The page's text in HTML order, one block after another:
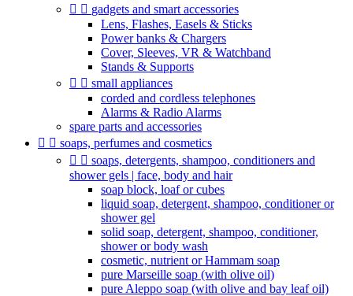
  gadgets and smart accessories
Lens, Flashes, Easels & Sticks
Power banks & Chargers
Cover, Sleeves, VR & Watchband
Stands & Supports
  small appliances
corded and cordless telephones
Alarms & Radio Alarms
spare parts and accessories
  soaps, perfumes and cosmetics
  soaps, detergents, shampoo, conditioners and
shower gels | face, body and hair
soap block, loaf or cubes
liquid soap, detergent, shampoo, conditioner or
shower gel
solid soap, detergent, shampoo, conditioner,
shower or body wash
cosmetic, nutrient or Hammam soap
pure Marseille soap (with olive oil)
pure Aleppo soap (with olive and bay leaf oil)